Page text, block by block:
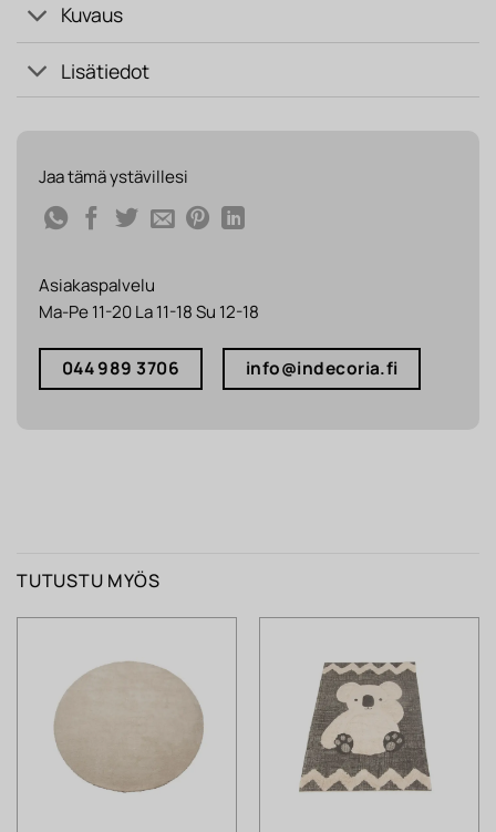
Kuvaus
Lisätiedot
Jaa tämä ystävillesi
Asiakaspalvelu
Ma-Pe 11-20 La 11-18 Su 12-18
044 989 3706 info@indecoria.fi
TUTUSTU MYÖS